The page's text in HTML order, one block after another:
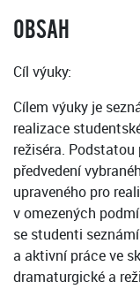
OBSAH
Cíl výuky:
Cílem výuky je
realizace
režiséra.
předvedení
upraveného pro
v omezených
se studenti
a aktivní práce ve
dramaturgické a